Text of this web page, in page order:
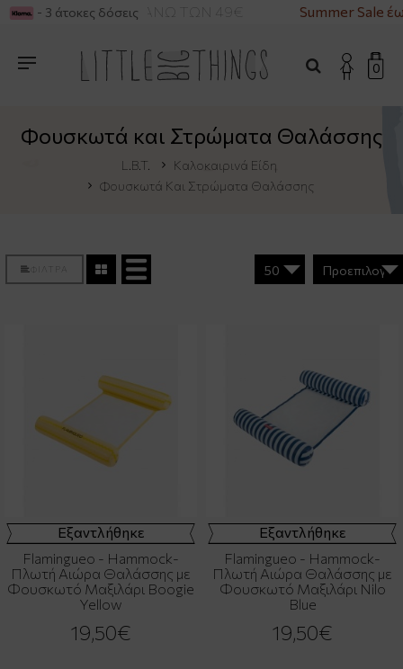
ΓΙΑ ΑΓΟΡΕΣ ΑΝΩ ΤΩΝ 49€ Summer Sale
- 3 άτοκες δόσεις
0
Φουσκωτά και Στρώματα Θαλάσσης
L.B.T.
Καλοκαιρινά Είδη
Φουσκωτά Και Στρώματα Θαλάσσης
ΦΙΛΤΡΑ
Εξαντλήθηκε
Flamingueo - Hammock-
Πλωτή Αιώρα Θαλάσσης με
Φουσκωτό Μαξιλάρι Boogie
Yellow
19,50€
Εξαντλήθηκε
Flamingueo - Hammock-
Πλωτή Αιώρα Θαλάσσης με
Φουσκωτό Μαξιλάρι Nilo
Blue
19,50€